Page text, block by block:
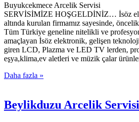
Buyukcekmece Arcelik Servisi
SERVİSİMİZE HOŞGELDİNİZ… İsöz
altında kurulan firmamız sayesinde,
Tüm Türkiye geneline nitelikli ve
amaçlayan İsöz elektronik, gelişen
giren LCD, Plazma ve LED TV lerden,
eşya,klima,ev aletleri ve müzik çalar
Daha fazla »
Beylikduzu Arcelik Servisi